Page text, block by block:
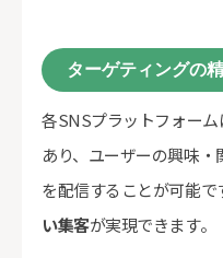
ターゲティングの
各SNSプラットフォー
あり、ユーザーの興味
を配信することが可能で
い集客が実現できます。